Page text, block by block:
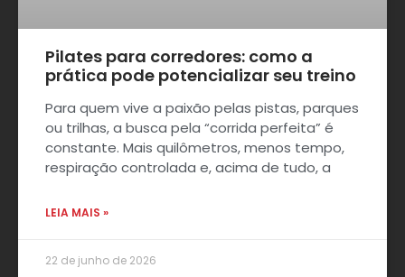
Pilates para corredores: como a
prática pode potencializar seu treino
Para quem vive a paixão pelas pistas, parques
ou trilhas, a busca pela “corrida perfeita” é
constante. Mais quilômetros, menos tempo,
respiração controlada e, acima de tudo, a
LEIA MAIS »
22 de junho de 2026